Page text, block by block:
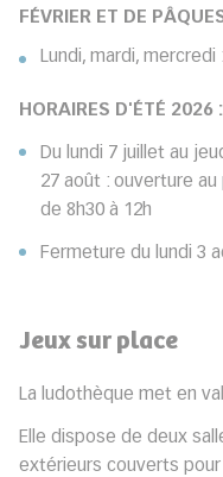
FÉVRIER ET DE
Lundi, mardi, mercredi
HORAIRES D'ÉTÉ 2026 :
Du lundi 7 juillet au
27 août : ouverture
de 8h30 à 12h
Fermeture du lundi 3
Jeux sur place
La ludothèque met en
Elle dispose de deux
extérieurs couverts